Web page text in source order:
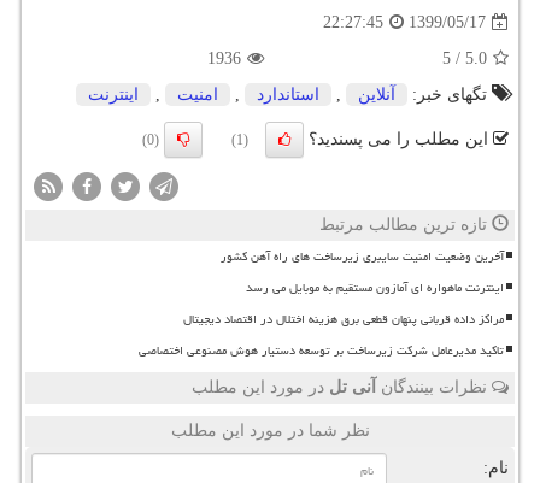
1399/05/17
22:27:45
5.0
/
5
1936
تگهای خبر:
آنلاین , استاندارد , امنیت , اینترنت
این مطلب را می پسندید؟ (1)
(0)
تازه ترین مطالب مرتبط
آخرین وضعیت امنیت سایبری زیرساخت های راه آهن کشور
اینترنت ماهواره ای آمازون مستقیم به موبایل می رسد
مراکز داده قربانی پنهان قطعی برق هزینه اختلال در اقتصاد دیجیتال
تاکید مدیرعامل شرکت زیرساخت بر توسعه دستیار هوش مصنوعی اختصاصی
نظرات بینندگان آنی تل در مورد این مطلب
نظر شما در مورد این مطلب
نام: